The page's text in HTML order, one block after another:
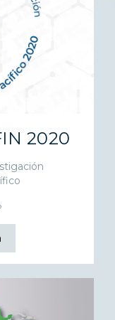
2020